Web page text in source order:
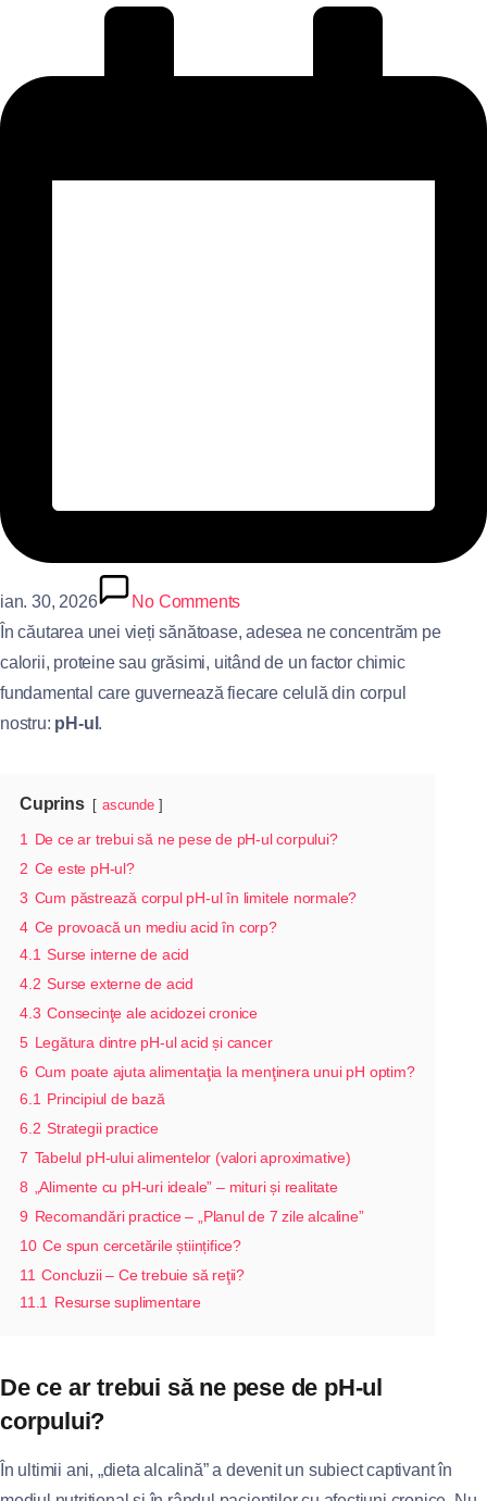
ian. 30, 2026
No Comments
În căutarea unei vieți sănătoase, adesea ne concentrăm pe
calorii, proteine sau grăsimi, uitând de un factor chimic
fundamental care guvernează fiecare celulă din corpul
nostru: pH-ul .
Cuprins ascunde
1
De ce ar trebui să ne pese de pH‑ul corpului?
2 Ce este pH‑ul?
3 Cum păstrează corpul pH‑ul în limitele normale?
4 Ce provoacă un mediu acid în corp?
4.1 Surse interne de acid
4.2 Surse externe de acid
4.3 Consecinţe ale acidozei cronice
5 Legătura dintre pH‑ul acid și cancer
6 Cum poate ajuta alimentaţia la menţinera unui pH optim?
6.1 Principiul de bază
6.2 Strategii practice
7 Tabelul pH‑ului alimentelor (valori aproximative)
8
„Alimente cu pH‑uri ideale” – mituri și realitate
9 Recomandări practice – „Planul de 7 zile alcaline”
10 Ce spun cercetările științifice?
11 Concluzii – Ce trebuie să reţii?
11.1
Resurse suplimentare
De ce ar trebui să ne pese de pH‑ul
corpului?
În ultimii ani, „dieta alcalină” a devenit un subiect captivant în